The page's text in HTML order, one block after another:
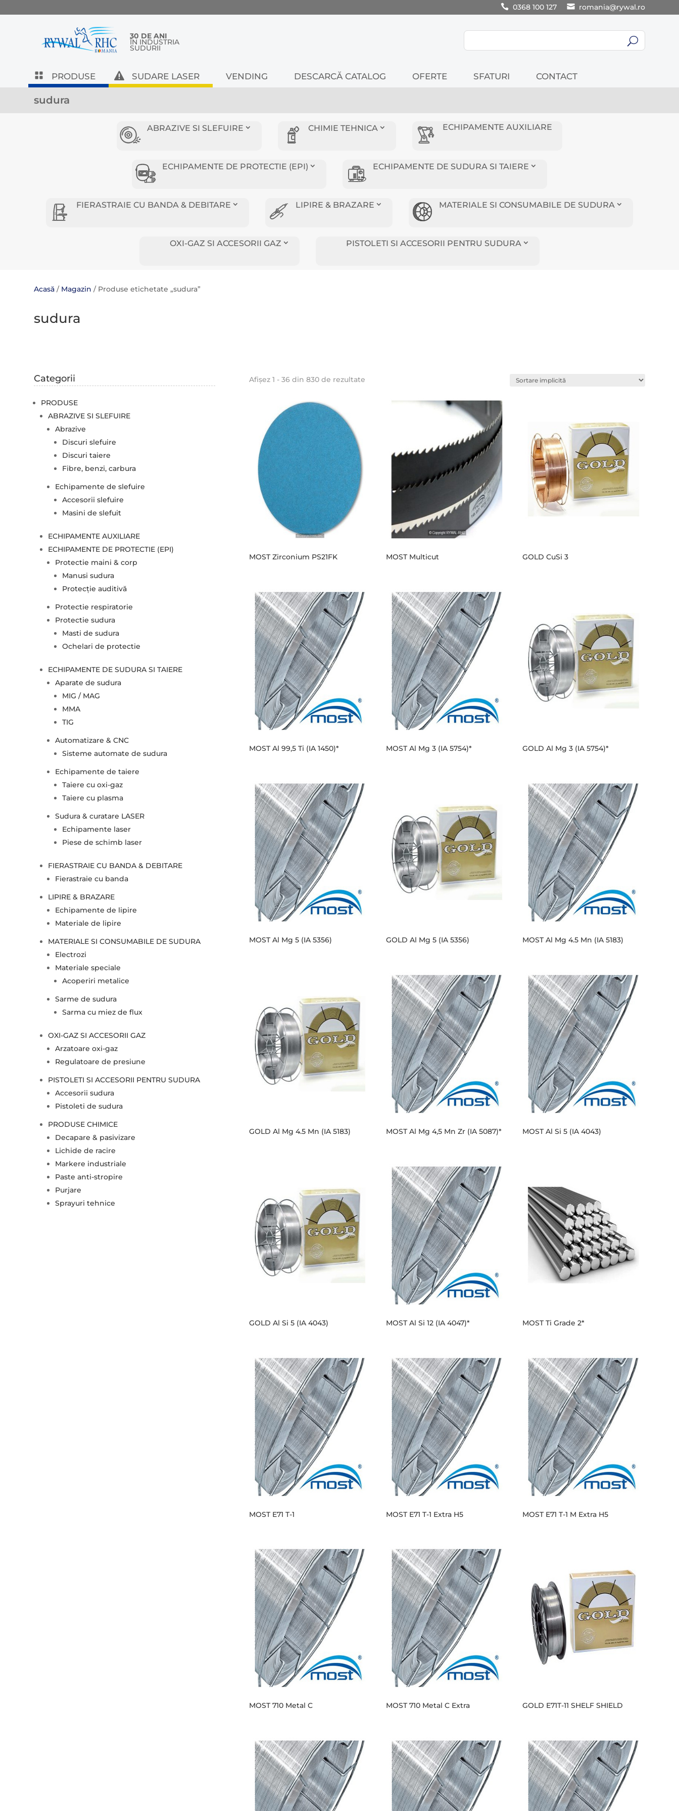
0368 100 127 romania@rywal.ro
30 DE ANI
ÎN INDUSTRIA
SUDURII
U
PRODUSE SUDARE LASER VENDING DESCARCĂ CATALOG OFERTE SFATURI CONTACT
sudura
ABRAZIVE SI SLEFUIRE CHIMIE TEHNICA ECHIPAMENTE AUXILIARE
ECHIPAMENTE DE PROTECTIE (EPI) ECHIPAMENTE DE SUDURA SI TAIERE
FIERASTRAIE CU BANDA & DEBITARE LIPIRE & BRAZARE MATERIALE SI CONSUMABILE DE SUDURA
OXI-GAZ SI ACCESORII GAZ PISTOLETI SI ACCESORII PENTRU SUDURA
Acasă / Magazin / Produse etichetate „sudura”
sudura
Categorii
PRODUSE
ABRAZIVE SI SLEFUIRE
Abrazive
Discuri slefuire
Discuri taiere
Fibre, benzi, carbura
Echipamente de slefuire
Accesorii slefuire
Masini de slefuit
ECHIPAMENTE AUXILIARE
ECHIPAMENTE DE PROTECTIE (EPI)
Protectie maini & corp
Manusi sudura
Protecție auditivă
Protectie respiratorie
Protectie sudura
Masti de sudura
Ochelari de protectie
ECHIPAMENTE DE SUDURA SI TAIERE
Aparate de sudura
MIG / MAG
MMA
TIG
Automatizare & CNC
Sisteme automate de sudura
Echipamente de taiere
Taiere cu oxi-gaz
Taiere cu plasma
Sudura & curatare LASER
Echipamente laser
Piese de schimb laser
FIERASTRAIE CU BANDA & DEBITARE
Fierastraie cu banda
LIPIRE & BRAZARE
Echipamente de lipire
Materiale de lipire
MATERIALE SI CONSUMABILE DE SUDURA
Electrozi
Materiale speciale
Acoperiri metalice
Sarme de sudura
Sarma cu miez de flux
OXI-GAZ SI ACCESORII GAZ
Arzatoare oxi-gaz
Regulatoare de presiune
PISTOLETI SI ACCESORII PENTRU SUDURA
Accesorii sudura
Pistoleti de sudura
PRODUSE CHIMICE
Decapare & pasivizare
Lichide de racire
Markere industriale
Paste anti-stropire
Purjare
Sprayuri tehnice
Afișez 1 - 36 din 830 de rezultate
MOST Zirconium PS21FK MOST Multicut GOLD CuSi 3
MOST Al 99,5 Ti (IA 1450)* MOST Al Mg 3 (IA 5754)* GOLD Al Mg 3 (IA 5754)*
MOST Al Mg 5 (IA 5356) GOLD Al Mg 5 (IA 5356) MOST Al Mg 4.5 Mn (IA 5183)
GOLD Al Mg 4.5 Mn (IA 5183) MOST Al Mg 4,5 Mn Zr (IA 5087)* MOST Al Si 5 (IA 4043)
GOLD Al Si 5 (IA 4043) MOST Al Si 12 (IA 4047)* MOST Ti Grade 2*
MOST E71 T-1 MOST E71 T-1 Extra H5 MOST E71 T-1 M Extra H5
MOST 710 Metal C MOST 710 Metal C Extra GOLD E71T-11 SHELF SHIELD